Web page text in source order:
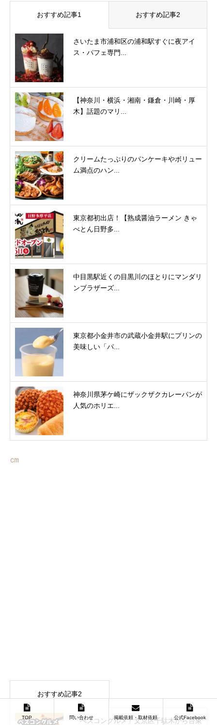
おすすめ記事1 おすすめ記事2
さいたま市浦和区の浦和駅すぐに夜アイ
ス・パフェ専門...
【神奈川・横浜・湘南・鎌倉・川崎・厚
木】話題のマリ...
クリームたっぷりのパンケーキやボリュー
ム満点のハン...
東京都初出店！【熟成醤油ラーメン きゃ
べとん日野多...
中目黒駅近くの目黒川のほとりにマンダリ
ンブラザーズ...
東京都小金井市の武蔵小金井駅にプリンの
美味しい「パ...
神奈川県茅ケ崎にザックザクカレーパンが
人気のホリエ...
㎝
おすすめ記事2
「べスコングルメ」文京区千駄木から台東
TOP 問い合わせ 掲載依頼・取材依頼 公式Facebook